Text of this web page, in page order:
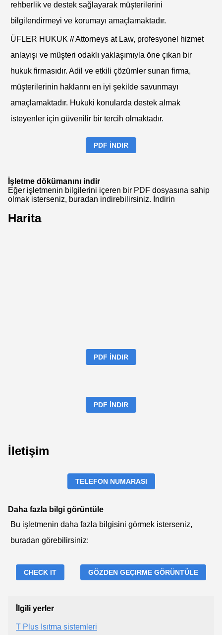
rehberlik ve destek sağlayarak müşterilerini
bilgilendirmeyi ve korumayı amaçlamaktadır.
ÜFLER HUKUK // Attorneys at Law, profesyonel hizmet
anlayışı ve müşteri odaklı yaklaşımıyla öne çıkan bir
hukuk firmasıdır. Adil ve etkili çözümler sunan firma,
müşterilerinin haklarını en iyi şekilde savunmayı
amaçlamaktadır. Hukuki konularda destek almak
isteyenler için güvenilir bir tercih olmaktadır.
PDF İNDIR
İşletme dökümanını indir
Eğer işletmenin bilgilerini içeren bir PDF dosyasına sahip
olmak isterseniz, buradan indirebilirsiniz. İndirin
Harita
PDF İNDIR
PDF İNDIR
İletişim
TELEFON NUMARASI
Daha fazla bilgi görüntüle
Bu işletmenin daha fazla bilgisini görmek isterseniz,
buradan görebilirsiniz:
CHECK IT GÖZDEN GEÇIRME GÖRÜNTÜLE
İlgili yerler
T Plus Isıtma sistemleri